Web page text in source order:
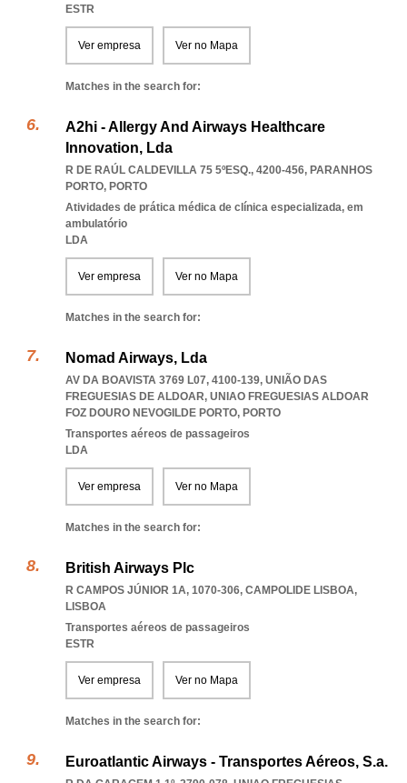
ESTR
Ver empresa Ver no Mapa
Matches in the search for:
A2hi - Allergy And Airways Healthcare
Innovation, Lda
R DE RAÚL CALDEVILLA 75 5ºESQ., 4200-456, PARANHOS
PORTO, PORTO
Atividades de prática médica de clínica especializada, em
ambulatório
LDA
Ver empresa Ver no Mapa
Matches in the search for:
Nomad Airways, Lda
AV DA BOAVISTA 3769 L07, 4100-139, UNIÃO DAS
FREGUESIAS DE ALDOAR, UNIAO FREGUESIAS ALDOAR
FOZ DOURO NEVOGILDE PORTO, PORTO
Transportes aéreos de passageiros
LDA
Ver empresa Ver no Mapa
Matches in the search for:
British Airways Plc
R CAMPOS JÚNIOR 1A, 1070-306, CAMPOLIDE LISBOA,
LISBOA
Transportes aéreos de passageiros
ESTR
Ver empresa Ver no Mapa
Matches in the search for:
Euroatlantic Airways - Transportes Aéreos, S.a.